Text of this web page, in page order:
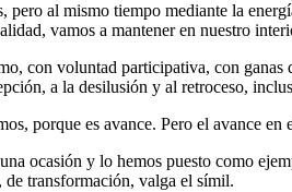
al mismo tiempo mediante la
vamos a mantener en nuestro
con voluntad participativa, con
a la desilusión y al retroceso,
porque es avance. Pero el avance
ocasión y lo hemos puesto como
de transformación, valga el símil.